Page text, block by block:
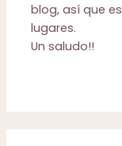
blog, así que
lugares.
Un saludo!!